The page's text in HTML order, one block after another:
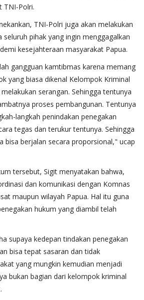
TNI-Polri.
TNI-Polri juga akan melakukan
seluruh pihak yang ingin menggagalkan
kesejahteraan masyarakat Papua.
gangguan kamtibmas karena memang
yang biasa dikenal Kelompok Kriminal
serangan. Sehingga tentunya
proses pembangunan. Tentunya
langkah penindakan penegakan
tegas dan terukur tentunya. Sehingga
bisa berjalan secara proporsional," ucap
tersebut, Sigit menyatakan bahwa,
dan komunikasi dengan Komnas
maupun wilayah Papua. Hal itu guna
hukum yang diambil telah
supaya kedepan tindakan penegakan
bisa tepat sasaran dan tidak
yang mungkin kemudian menjadi
bukan bagian dari kelompok kriminal